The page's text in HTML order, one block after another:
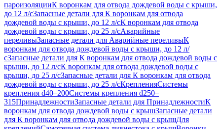
пароизоляцииК воронкам для отвода дождевой воды с крыши,
до 12 л/сЗапасные детали для К воронкам для отвода
дождевой воды с крыши, до 12 л/сК воронкам для отвода
дождевой воды с крыши, до 25 л/сАварийные
переливыЗапасные детали для Аварийные переливыК
воронкам для отвода дождевой воды с крыши, до 12 л/
сЗапасные детали для К воронкам для отвода дождевой воды с
крыши, до 12 л/сК воронкам для отвода дождевой воды с
крыши, до 25 л/сЗапасные детали для К воронкам для отвода
дождевой воды с крыши, до 25 л/сКрепленияСистемы
крепления d40–200Системы крепления d250–
315ПринадлежностиЗапасные детали для ПринадлежностиК
воронкам для отвода дождевой воды с крышЗапасные детали
для К воронкам для отвода дождевой воды с крышДля